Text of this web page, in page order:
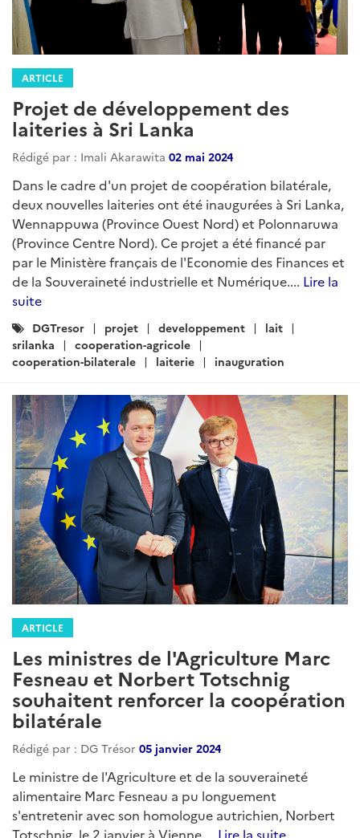
ARTICLE
Projet de développement des
laiteries à Sri Lanka
Rédigé par : Imali Akarawita 02 mai 2024
Dans le cadre d'un projet de coopération bilatérale,
deux nouvelles laiteries ont été inaugurées à Sri Lanka,
Wennappuwa (Province Ouest Nord) et Polonnaruwa
(Province Centre Nord). Ce projet a été financé par
par le Ministère français de l'Economie des Finances et
de la Souveraineté industrielle et Numérique.... Lire la
suite
Catégories
:
DGTresor projet developpement
lait
srilanka
cooperation-agricole
cooperation-bilaterale
laiterie inauguration
ARTICLE
Les ministres de l'Agriculture Marc
Fesneau et Norbert Totschnig
souhaitent renforcer la coopération
bilatérale
Rédigé par : DG Trésor 05 janvier 2024
Le ministre de l'Agriculture et de la souveraineté
alimentaire Marc Fesneau a pu longuement
s'entretenir avec son homologue autrichien, Norbert
Totschnig, le 2 janvier à Vienne.... Lire la suite